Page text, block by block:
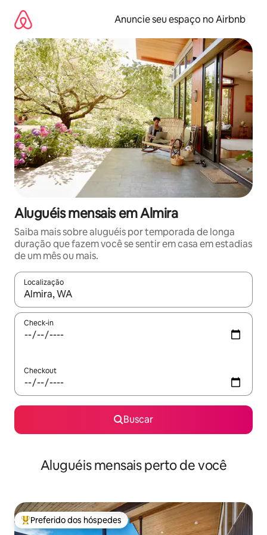
para
conteúdo
Anuncie seu espaço no Airbnb
Aluguéis mensais em Almira
Saiba mais sobre aluguéis por temporada de longa
duração que fazem você se sentir em casa em estadias
de um mês ou mais.
Localização
Quando os resultados estiverem disponíveis, explore-os
Check-in
Checkout
Buscar
Aluguéis mensais perto de você
Entre os melhores preferidos dos hóspedes
Preferido dos hóspedes